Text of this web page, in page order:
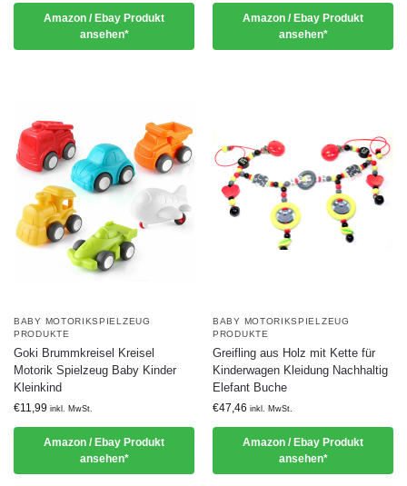
Amazon / Ebay Produkt
ansehen*
Amazon / Ebay Produkt
ansehen*
BABY MOTORIKSPIELZEUG
PRODUKTE
Goki Brummkreisel Kreisel
Motorik Spielzeug Baby Kinder
Kleinkind
€11,99 inkl. MwSt.
Amazon / Ebay Produkt
ansehen*
BABY MOTORIKSPIELZEUG
PRODUKTE
Greifling aus Holz mit Kette für
Kinderwagen Kleidung Nachhaltig
Elefant Buche
€47,46 inkl. MwSt.
Amazon / Ebay Produkt
ansehen*